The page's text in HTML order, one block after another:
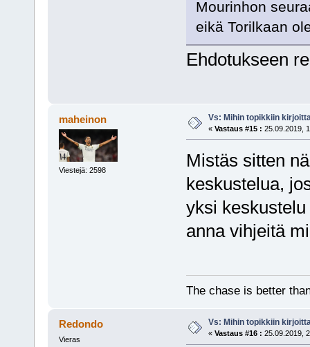
Mourinhon
eikä Torilkaan
Ehdotukseen
maheinon
Viestejä: 2598
Vs: Mihin topikkiin
« Vastaus #15 : 25.09.2019,
Mistäs sitten
keskustelua,
yksi
anna vihjeitä
The chase is better
Redondo
Vieras
Vs: Mihin topikkiin
« Vastaus #16 : 25.09.2019,